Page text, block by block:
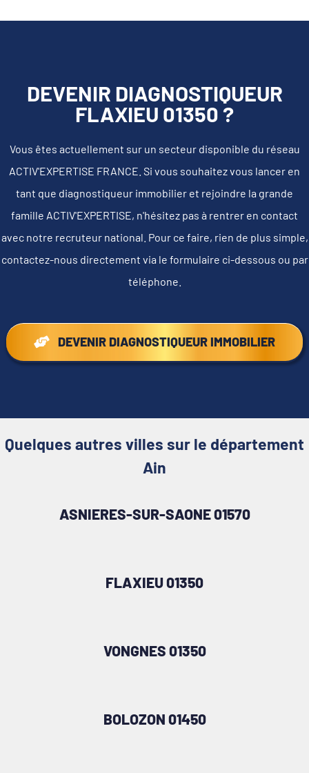
DEVENIR DIAGNOSTIQUEUR
FLAXIEU 01350 ?
Vous êtes actuellement sur un secteur disponible du réseau
ACTIV'EXPERTISE FRANCE. Si vous souhaitez vous lancer en
tant que diagnostiqueur immobilier et rejoindre la grande
famille ACTIV'EXPERTISE, n'hésitez pas à rentrer en contact
avec notre recruteur national. Pour ce faire, rien de plus simple,
contactez-nous directement via le formulaire ci-dessous ou par
téléphone.
DEVENIR DIAGNOSTIQUEUR IMMOBILIER
Quelques autres villes sur le département
Ain
ASNIERES-SUR-SAONE 01570
FLAXIEU 01350
VONGNES 01350
BOLOZON 01450